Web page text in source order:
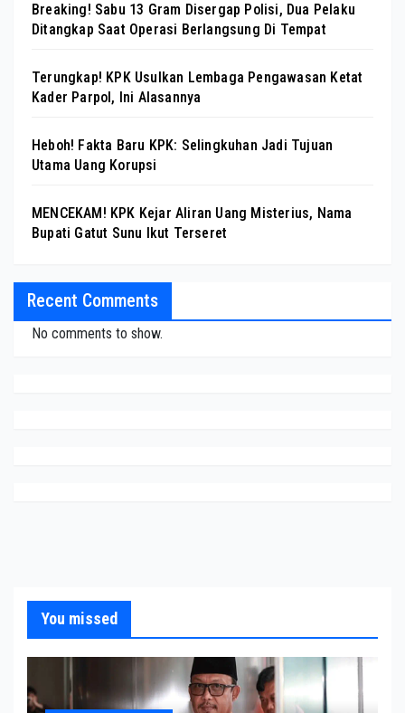
Breaking! Sabu 13 Gram Disergap Polisi, Dua Pelaku
Ditangkap Saat Operasi Berlangsung Di Tempat
Terungkap! KPK Usulkan Lembaga Pengawasan Ketat
Kader Parpol, Ini Alasannya
Heboh! Fakta Baru KPK: Selingkuhan Jadi Tujuan
Utama Uang Korupsi
MENCEKAM! KPK Kejar Aliran Uang Misterius, Nama
Bupati Gatut Sunu Ikut Terseret
Recent Comments
No comments to show.
You missed